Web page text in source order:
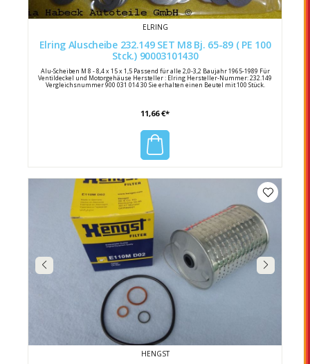
ELRING
Elring Aluscheibe 232.149 SET M8 Bj. 65-89 ( PE 100
Stck.) 90003101430
Alu-Scheiben M 8 - 8,4 x 15 x 1,5 Passend für alle 2,0-3,2 Baujahr 1965-1989 Für
Ventildeckel und Motorgehäuse Hersteller : Elring Hersteller-Nummer: 232.149
Vergleichsnummer 900 031 014 30 Sie erhalten einen Beutel mit 100 Stück.
11,66 €*
HENGST